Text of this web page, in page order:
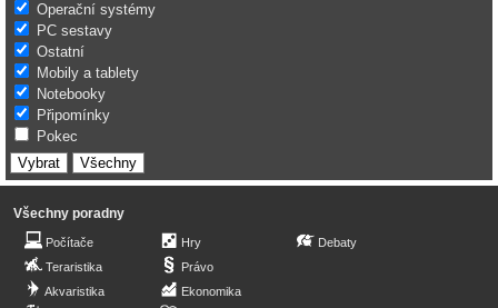
Operační systémy
PC sestavy
Ostatní
Mobily a tablety
Notebooky
Připomínky
Pokec
Všechny poradny
Počítače
Teraristika
Akvaristika
Hry
Právo
Ekonomika
Debaty